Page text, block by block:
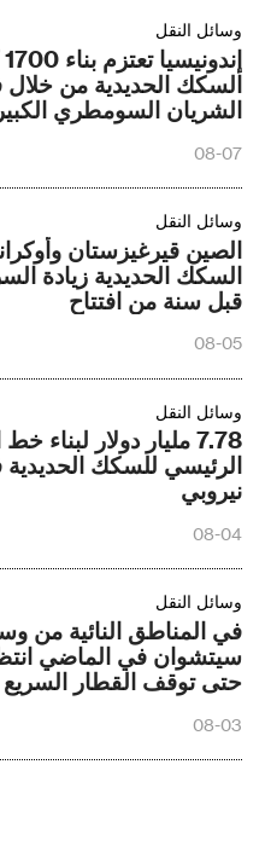
وسائل النقل
السكك الحديدية من خلال
الشريان السومطري الكبير
08-07
وسائل النقل
الصين قيرغيزستان
السكك الحديدية زيادة
قبل سنة من افتتاح
08-05
وسائل النقل
7.78 مليار دولار لبناء
الرئيسي للسكك
نيروبي
08-04
وسائل النقل
في المناطق النائية من
سيتشوان في الماضي
حتى توقف القطار السريع
08-03